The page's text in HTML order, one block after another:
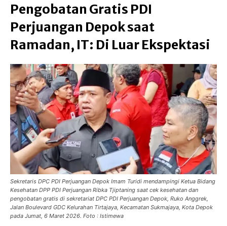
Pengobatan Gratis PDI
Perjuangan Depok saat
Ramadan, IT: Di Luar Ekspektasi
Sekretaris DPC PDI Perjuangan Depok Imam Turidi mendampingi Ketua Bidang
Kesehatan DPP PDI Perjuangan Ribka Tjiptaning saat cek kesehatan dan
pengobatan gratis di sekretariat DPC PDI Perjuangan Depok, Ruko Anggrek,
Jalan Boulevard GDC Kelurahan Tirtajaya, Kecamatan Sukmajaya, Kota Depok
pada Jumat, 6 Maret 2026. Foto : Istimewa